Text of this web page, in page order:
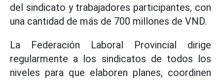
del sindicato y trabajadores participantes, con
una cantidad de más de 700 millones de VND.
La Federación Laboral Provincial dirige
regularmente a los sindicatos de todos los
niveles para que elaboren planes, coordinen